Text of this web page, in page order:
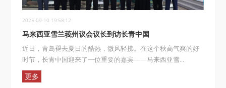
2025-09-10 19:58:12
马来西亚雪兰莪州议会议长到访长青中国
近日，青岛褪去夏日的酷热，微风轻拂。在这个秋高气爽的好
时节，长青中国迎来了一位重要的嘉宾——马来西亚雪...
更多